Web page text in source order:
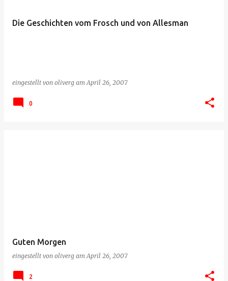
Die Geschichten vom Frosch und von Allesman
eingestellt von oliverg amApril 26, 2007
0
Guten Morgen
eingestellt von oliverg amApril 26, 2007
2